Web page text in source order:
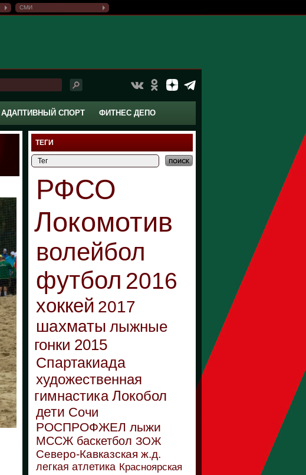
СМИ
АДАПТИВНЫЙ СПОРТ ФИТНЕС ДЕПО
ТЕГИ
РФСО
Локомотив
волейбол
футбол 2016
хоккей 2017
шахматы лыжные
гонки 2015
Спартакиада
художественная
гимнастика Локобол
дети Сочи
РОСПРОФЖЕЛ лыжи
МССЖ баскетбол ЗОЖ
Северо-Кавказская ж.д.
легкая атлетика Красноярская